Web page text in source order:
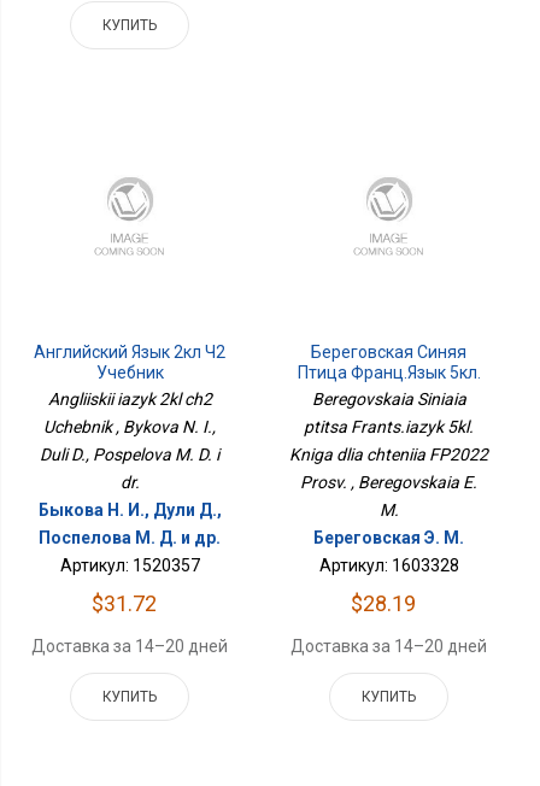
КУПИТЬ
Английский Язык 2кл Ч2
Учебник
Angliiskii iazyk 2kl ch2
Uchebnik , Bykova N. I.,
Duli D., Pospelova M. D. i
dr.
Быкова Н. И., Дули Д.,
Поспелова М. Д. и др.
Артикул: 1520357
$31.72
Доставка за 14–20 дней
КУПИТЬ
Береговская Синяя
Птица Франц.язык 5кл.
Книга Для Чтения
ФП2022 Просв.
Beregovskaia Siniaia
ptitsa Frants.iazyk 5kl.
Kniga dlia chteniia FP2022
Prosv. , Beregovskaia E.
M.
Береговская Э. М.
Артикул: 1603328
$28.19
Доставка за 14–20 дней
КУПИТЬ